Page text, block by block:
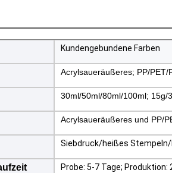
Kundengebundene Farben
Acrylsaueräußeres; PP/PET/
30ml/50ml/80ml/100ml; 15g/
Acrylsaueräußeres und PP/
Siebdruck/heißes
Probe: 5-7 Tage; Produktion: